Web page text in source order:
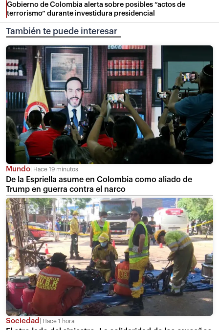
Gobierno de Colombia alerta sobre posibles “actos de
terrorismo” durante investidura presidencial
También te puede interesar
Mundo Hace 19 minutos
De la Espriella asume en Colombia como aliado de
Trump en guerra contra el narco
Sociedad Hace 1 hora